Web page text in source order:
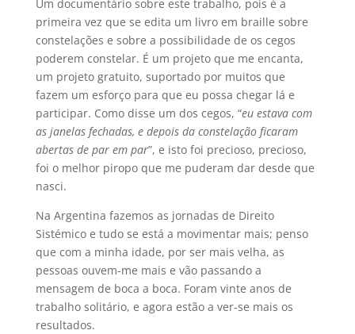
Um documentário sobre este trabalho, pois é a
primeira vez que se edita um livro em braille sobre
constelações e sobre a possibilidade de os cegos
poderem constelar. É um projeto que me encanta,
um projeto gratuito, suportado por muitos que
fazem um esforço para que eu possa chegar lá e
participar. Como disse um dos cegos, “eu estava com
as janelas fechadas, e depois da constelação ficaram
abertas de par em par”, e isto foi precioso, precioso,
foi o melhor piropo que me puderam dar desde que
nasci.
Na Argentina fazemos as jornadas de Direito
Sistémico e tudo se está a movimentar mais; penso
que com a minha idade, por ser mais velha, as
pessoas ouvem-me mais e vão passando a
mensagem de boca a boca. Foram vinte anos de
trabalho solitário, e agora estão a ver-se mais os
resultados.